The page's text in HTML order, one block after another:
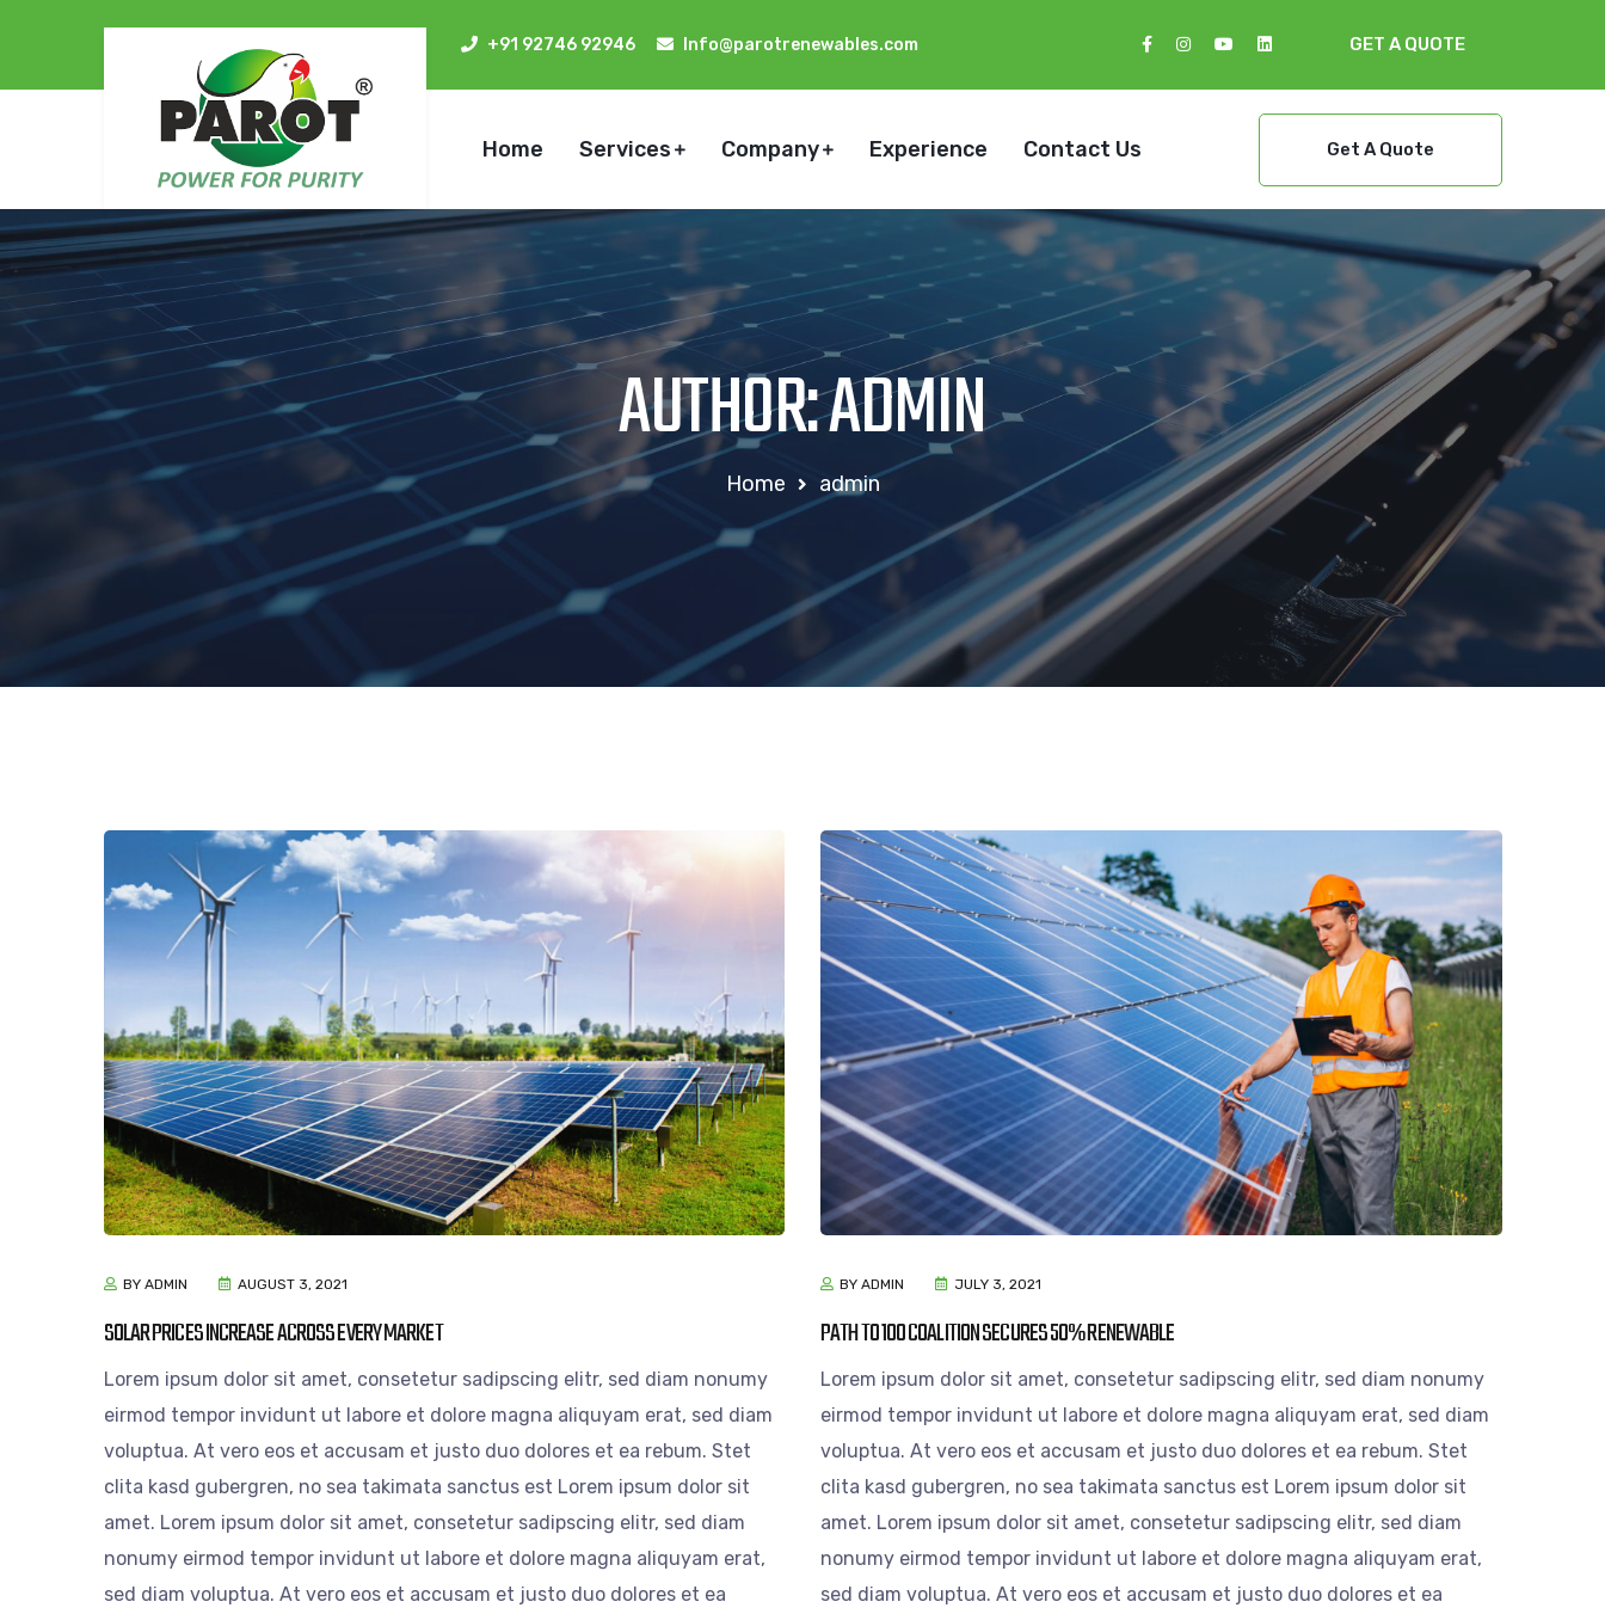
+91 92746 92946 Info@parotrenewables.com GET A QUOTE
Home Services Company Experience Contact Us Get A Quote
AUTHOR: ADMIN
Home admin
BY ADMIN AUGUST 3, 2021
SOLAR PRICES INCREASE ACROSS EVERY MARKET
Lorem ipsum dolor sit amet, consetetur sadipscing elitr, sed diam nonumy
eirmod tempor invidunt ut labore et dolore magna aliquyam erat, sed diam
voluptua. At vero eos et accusam et justo duo dolores et ea rebum. Stet
clita kasd gubergren, no sea takimata sanctus est Lorem ipsum dolor sit
amet. Lorem ipsum dolor sit amet, consetetur sadipscing elitr, sed diam
nonumy eirmod tempor invidunt ut labore et dolore magna aliquyam erat,
sed diam voluptua. At vero eos et accusam et justo duo dolores et ea
BY ADMIN JULY 3, 2021
PATH TO 100 COALITION SECURES 50% RENEWABLE
Lorem ipsum dolor sit amet, consetetur sadipscing elitr, sed diam nonumy
eirmod tempor invidunt ut labore et dolore magna aliquyam erat, sed diam
voluptua. At vero eos et accusam et justo duo dolores et ea rebum. Stet
clita kasd gubergren, no sea takimata sanctus est Lorem ipsum dolor sit
amet. Lorem ipsum dolor sit amet, consetetur sadipscing elitr, sed diam
nonumy eirmod tempor invidunt ut labore et dolore magna aliquyam erat,
sed diam voluptua. At vero eos et accusam et justo duo dolores et ea